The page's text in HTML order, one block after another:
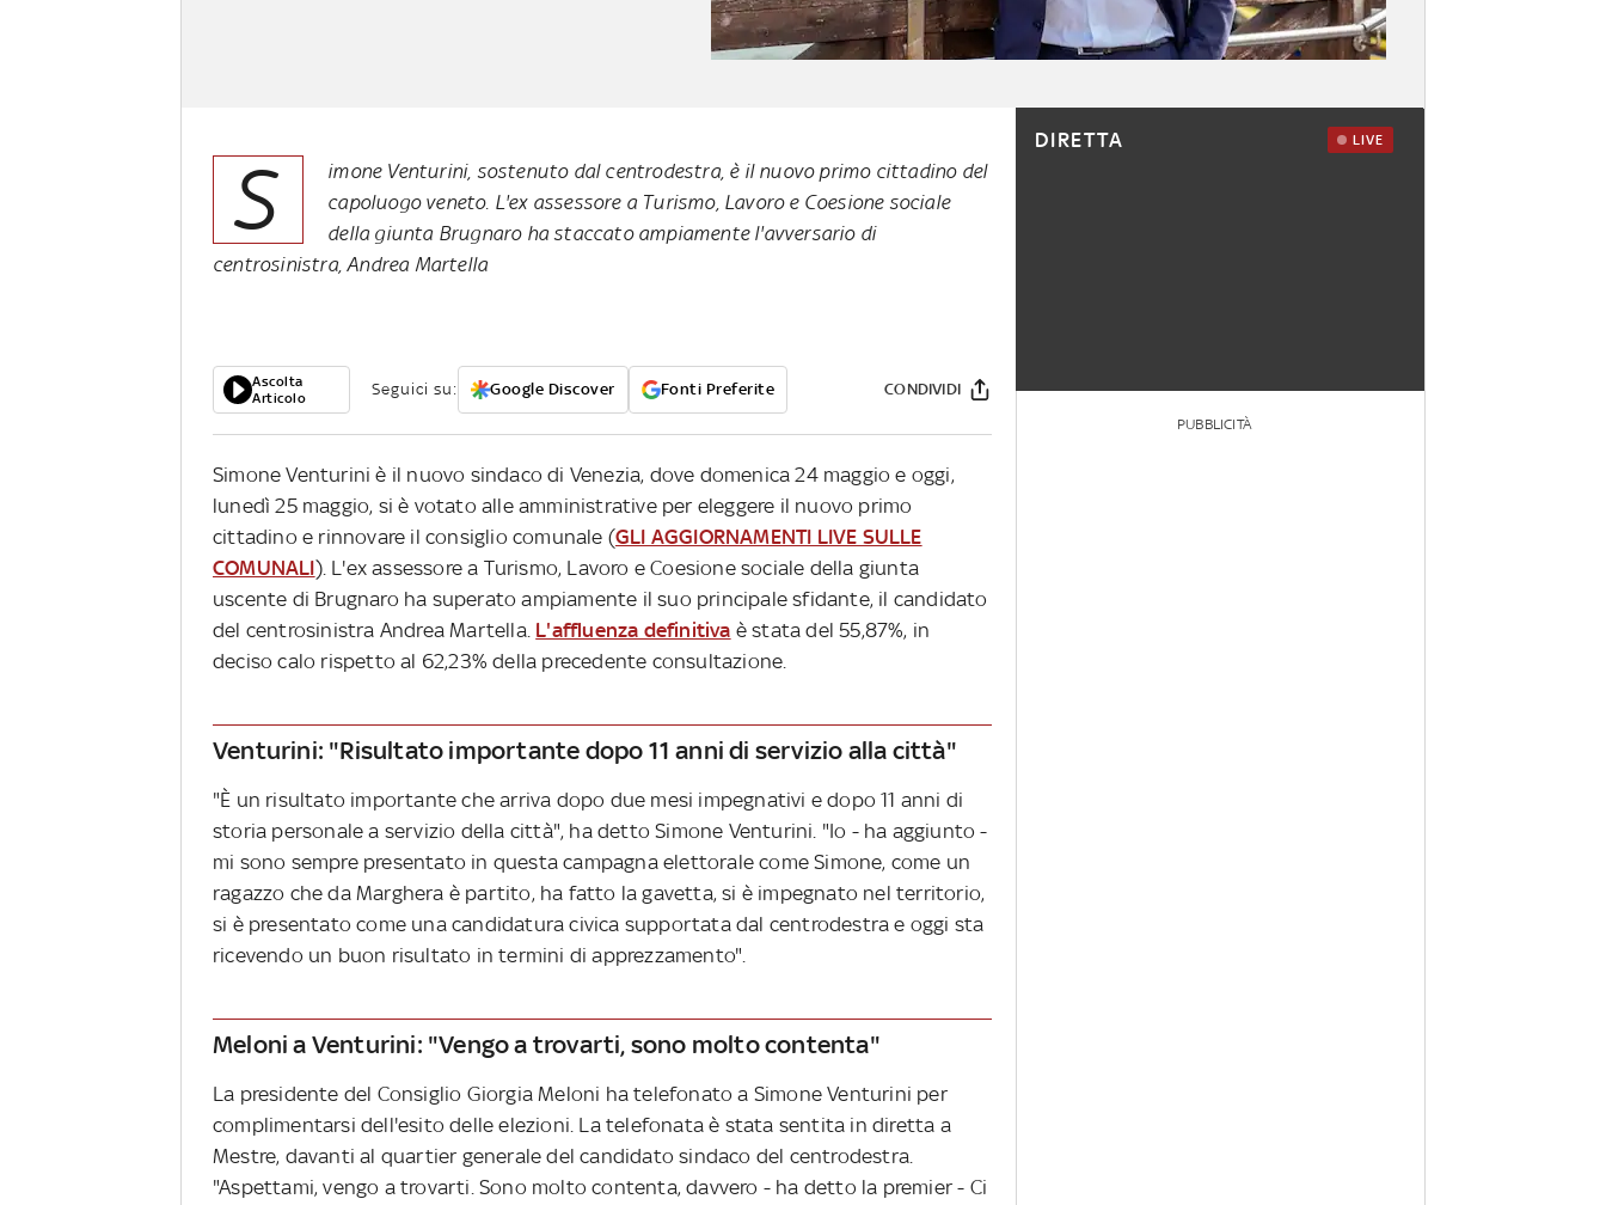
S
imone Venturini, sostenuto dal centrodestra, è il nuovo primo cittadino del
capoluogo veneto. L'ex assessore a Turismo, Lavoro e Coesione sociale
della giunta Brugnaro ha staccato ampiamente l'avversario di
centrosinistra, Andrea Martella
Ascolta
Articolo
Seguici su: Google Discover Fonti Preferite CONDIVIDI
Simone Venturini è il nuovo sindaco di Venezia, dove domenica 24 maggio e oggi,
lunedì 25 maggio, si è votato alle amministrative per eleggere il nuovo primo
cittadino e rinnovare il consiglio comunale (GLI AGGIORNAMENTI LIVE SULLE
COMUNALI). L'ex assessore a Turismo, Lavoro e Coesione sociale della giunta
uscente di Brugnaro ha superato ampiamente il suo principale sfidante, il candidato
del centrosinistra Andrea Martella. L'affluenza definitiva è stata del 55,87%, in
deciso calo rispetto al 62,23% della precedente consultazione.
Venturini: "Risultato importante dopo 11 anni di servizio alla città"
"È un risultato importante che arriva dopo due mesi impegnativi e dopo 11 anni di
storia personale a servizio della città", ha detto Simone Venturini. "Io - ha aggiunto -
mi sono sempre presentato in questa campagna elettorale come Simone, come un
ragazzo che da Marghera è partito, ha fatto la gavetta, si è impegnato nel territorio,
si è presentato come una candidatura civica supportata dal centrodestra e oggi sta
ricevendo un buon risultato in termini di apprezzamento".
Meloni a Venturini: "Vengo a trovarti, sono molto contenta"
La presidente del Consiglio Giorgia Meloni ha telefonato a Simone Venturini per
complimentarsi dell'esito delle elezioni. La telefonata è stata sentita in diretta a
Mestre, davanti al quartier generale del candidato sindaco del centrodestra.
"Aspettami, vengo a trovarti. Sono molto contenta, davvero - ha detto la premier - Ci
DIRETTA LIVE
PUBBLICITÀ